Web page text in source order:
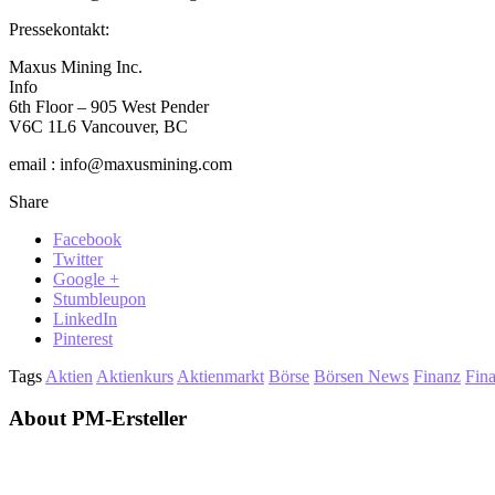
Pressekontakt:
Maxus Mining Inc.
Info
6th Floor – 905 West Pender
V6C 1L6 Vancouver, BC
email : info@maxusmining.com
Share
Facebook
Twitter
Google +
Stumbleupon
LinkedIn
Pinterest
Tags Aktien Aktienkurs Aktienmarkt Börse Börsen News Finanz
About PM-Ersteller